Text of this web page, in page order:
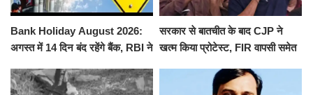
Bank Holiday August 2026:
अगस्त में 14 दिन बंद रहेंगे बैंक, RBI ने
सरकार से बातचीत के बाद CJP ने
खत्म किया प्रोटेस्ट, FIR वापसी समेत